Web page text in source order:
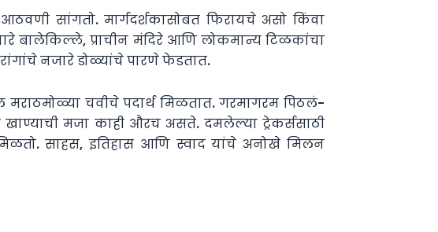
सांगतो. मार्गदर्शकासोबत फिरायचे असो किंवा
बालेकिल्ले, प्राचीन मंदिरे आणि लोकमान्य टिळकांचा
रांगांचे नजारे डोळ्यांचे पारणे फेडतात.
चवीचे पदार्थ मिळतात. गरमागरम पिठलं-
मजा काही औरच असते. दमलेल्या ट्रेकर्ससाठी
साहस, इतिहास आणि स्वाद यांचे अनोखे मिलन